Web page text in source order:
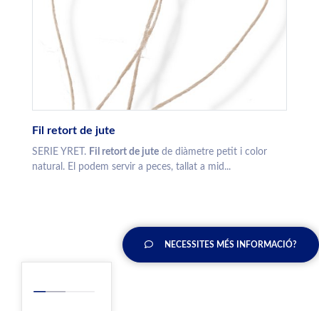
Fil retort de jute
SERIE YRET. Fil retort de jute de diàmetre petit i color
natural. El podem servir a peces, tallat a mid...
NECESSITES MÉS INFORMACIÓ?